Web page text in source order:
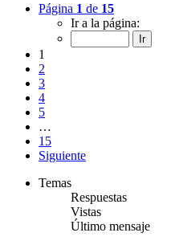
Página 1 de 15
Ir a la página:
1
2
3
4
5
…
15
Siguiente
Temas
Respuestas
Vistas
Último mensaje